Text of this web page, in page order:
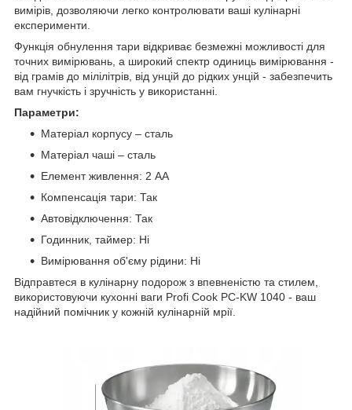
вимірів, дозволяючи легко контролювати ваші кулінарні
експерименти.
Функція обнулення тари відкриває безмежні можливості для
точних вимірювань, а широкий спектр одиниць вимірювання -
від грамів до мілілітрів, від унцій до рідких унцій - забезпечить
вам гнучкість і зручність у використанні.
Параметри:
Матеріал корпусу – сталь
Матеріал чаші – сталь
Елемент живлення: 2 АА
Компенсація тари: Так
Автовідключення: Так
Годинник, таймер: Ні
Вимірювання об'єму рідини: Ні
Відправтеся в кулінарну подорож з впевненістю та стилем,
використовуючи кухонні ваги Profi Cook PC-KW 1040 - ваш
надійний помічник у кожній кулінарній мрії.